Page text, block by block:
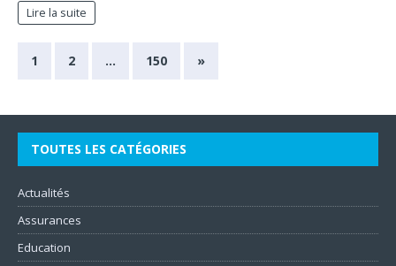
Lire la suite
1 2 … 150 »
TOUTES LES CATÉGORIES
Actualités
Assurances
Education